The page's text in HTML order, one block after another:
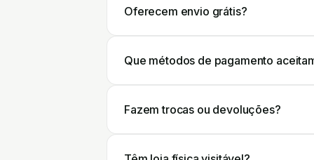
Oferecem envio grátis?
Que métodos de pagamento
Fazem trocas ou devoluções?